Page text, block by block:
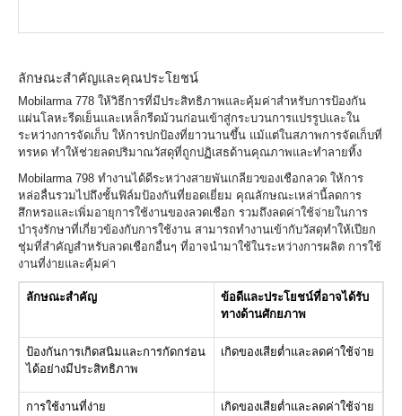
ลักษณะสำคัญและคุณประโยชน์
Mobilarma 778 ให้วิธีการที่มีประสิทธิภาพและคุ้มค่าสำหรับการป้องกัน
แผ่นโลหะรีดเย็นและเหล็กรีดม้วนก่อนเข้าสู่กระบวนการแปรรูปและใน
ระหว่างการจัดเก็บ ให้การปกป้องที่ยาวนานขึ้น แม้แต่ในสภาพการจัดเก็บที่
ทรหด ทำให้ช่วยลดปริมาณวัสดุที่ถูกปฏิเสธด้านคุณภาพและทำลายทิ้ง
Mobilarma 798 ทำงานได้ดีระหว่างสายพันเกลียวของเชือกลวด ให้การ
หล่อลื่นรวมไปถึงชั้นฟิล์มป้องกันที่ยอดเยี่ยม คุณลักษณะเหล่านี้ลดการ
สึกหรอและเพิ่มอายุการใช้งานของลวดเชือก รวมถึงลดค่าใช้จ่ายในการ
บำรุงรักษาที่เกี่ยวข้องกับการใช้งาน สามารถทำงานเข้ากับวัสดุทำให้เปียก
ชุ่มที่สำคัญสำหรับลวดเชือกอื่นๆ ที่อาจนำมาใช้ในระหว่างการผลิต การใช้
งานที่ง่ายและคุ้มค่า
ลักษณะสำคัญ
ข้อดีและประโยชน์ที่อาจได้รับ
ทางด้านศักยภาพ
ป้องกันการเกิดสนิมและการกัดกร่อน
ได้อย่างมีประสิทธิภาพ
เกิดของเสียต่ำและลดค่าใช้จ่าย
การใช้งานที่ง่าย เกิดของเสียต่ำและลดค่าใช้จ่าย